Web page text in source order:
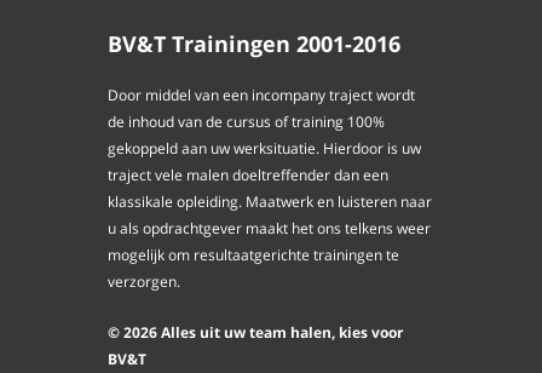
BV&T Trainingen 2001-2016
Door middel van een incompany traject wordt
de inhoud van de cursus of training 100%
gekoppeld aan uw werksituatie. Hierdoor is uw
traject vele malen doeltreffender dan een
klassikale opleiding. Maatwerk en luisteren naar
u als opdrachtgever maakt het ons telkens weer
mogelijk om resultaatgerichte trainingen te
verzorgen.
©2026Alles uit uw team halen, kies voor
BV&T